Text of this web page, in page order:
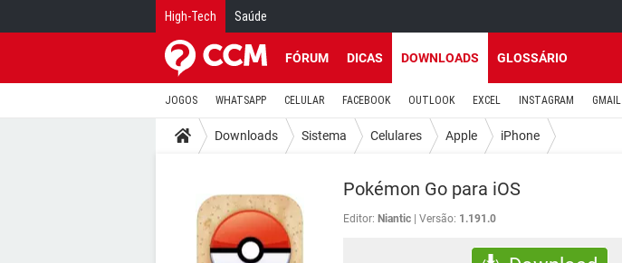
High-Tech Saúde
FÓRUM DICAS DOWNLOADS GLOSSÁRIO
JOGOS WHATSAPP CELULAR FACEBOOK OUTLOOK EXCEL INSTAGRAM GMAIL
Downloads Sistema Celulares Apple iPhone
Pokémon Go para iOS
Editor: Niantic Versão: 1.191.0